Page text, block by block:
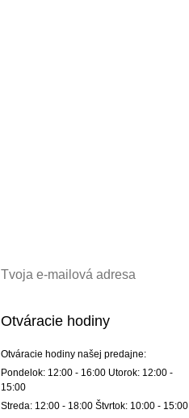
Otváracie hodiny
Otváracie hodiny našej predajne:
Pondelok: 12:00 - 16:00 Utorok: 12:00 -
15:00
Streda: 12:00 - 18:00 Štvrtok: 10:00 - 15:00